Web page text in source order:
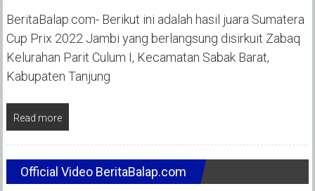
BeritaBalap.com- Berikut ini adalah hasil juara Sumatera
Cup Prix 2022 Jambi yang berlangsung disirkuit Zabaq
Kelurahan Parit Culum I, Kecamatan Sabak Barat,
Kabupaten Tanjung
Read more
Official Video BeritaBalap.com